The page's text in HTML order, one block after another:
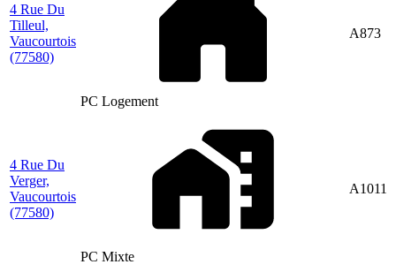
4 Rue Du
Tilleul,
Vaucourtois
(77580)
PC Logement
A873
4 Rue Du
Verger,
Vaucourtois
(77580)
PC Mixte
A1011